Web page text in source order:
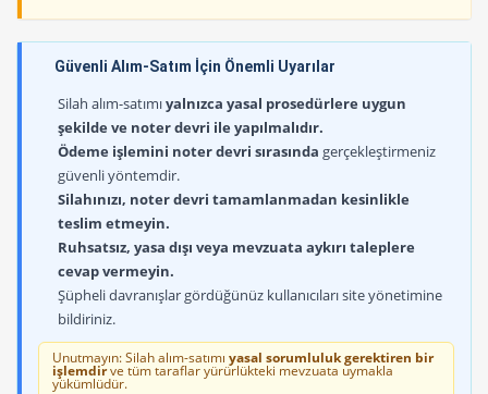
Güvenli Alım-Satım İçin Önemli Uyarılar
Silah alım-satımıyalnızca yasal prosedürlere uygun
şekilde ve noter devri ile yapılmalıdır.
Ödeme işlemini noter devri sırasında gerçekleştirmeniz
güvenli yöntemdir.
Silahınızı, noter devri tamamlanmadan kesinlikle
teslim etmeyin.
Ruhsatsız, yasa dışı veya mevzuata aykırı taleplere
cevap vermeyin.
Şüpheli davranışlar gördüğünüz kullanıcıları site yönetimine
bildiriniz.
Unutmayın: Silah alım-satımı yasal sorumluluk gerektiren bir
işlemdirve tüm taraflar yürürlükteki mevzuata uymakla
yükümlüdür.